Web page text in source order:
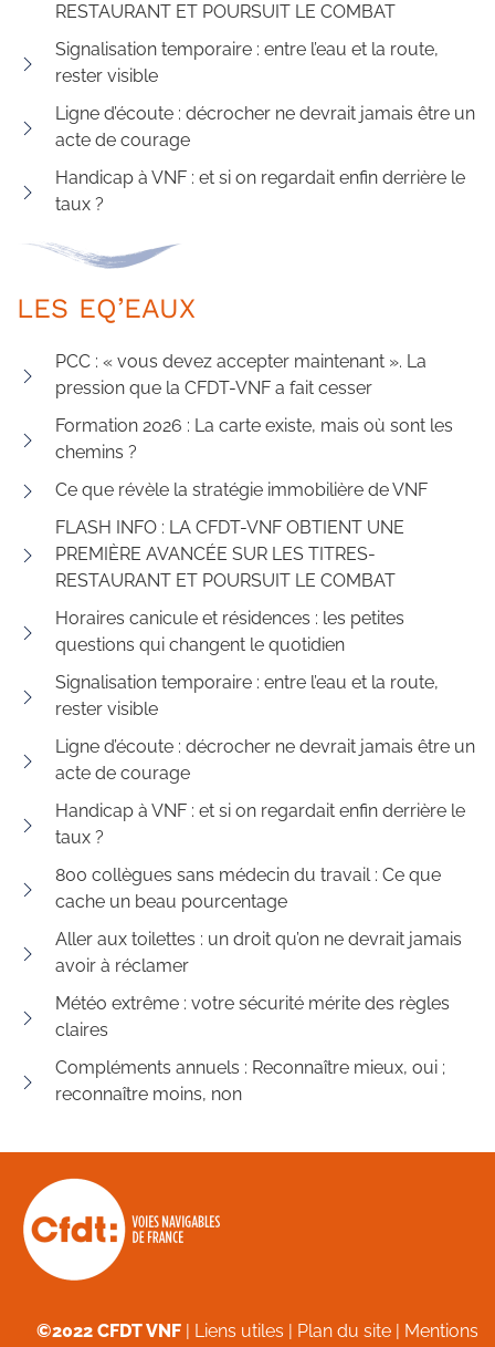
RESTAURANT ET POURSUIT LE COMBAT
Signalisation temporaire : entre l’eau et la route,
rester visible
Ligne d’écoute : décrocher ne devrait jamais être un
acte de courage
Handicap à VNF : et si on regardait enfin derrière le
taux ?
LES EQ’EAUX
PCC : « vous devez accepter maintenant ». La
pression que la CFDT-VNF a fait cesser
Formation 2026 : La carte existe, mais où sont les
chemins ?
Ce que révèle la stratégie immobilière de VNF
FLASH INFO : LA CFDT-VNF OBTIENT UNE
PREMIÈRE AVANCÉE SUR LES TITRES-
RESTAURANT ET POURSUIT LE COMBAT
Horaires canicule et résidences : les petites
questions qui changent le quotidien
Signalisation temporaire : entre l’eau et la route,
rester visible
Ligne d’écoute : décrocher ne devrait jamais être un
acte de courage
Handicap à VNF : et si on regardait enfin derrière le
taux ?
800 collègues sans médecin du travail : Ce que
cache un beau pourcentage
Aller aux toilettes : un droit qu’on ne devrait jamais
avoir à réclamer
Météo extrême : votre sécurité mérite des règles
claires
Compléments annuels : Reconnaître mieux, oui ;
reconnaître moins, non
©2022 CFDT VNF | Liens utiles | Plan du site | Mentions